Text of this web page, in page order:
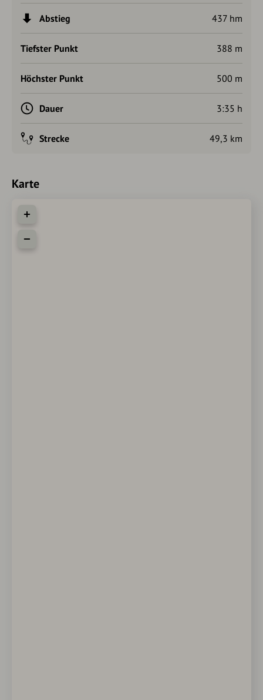
Abstieg 437 hm
Tiefster Punkt 388 m
Höchster Punkt 500 m
Dauer 3:35 h
Strecke 49,3 km
Karte